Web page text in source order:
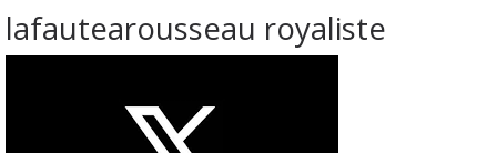
lafautearousseau royaliste